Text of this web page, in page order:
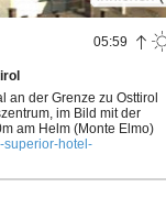
05:59
an der Grenze zu Osttirol
im Bild mit der
am Helm (Monte Elmo)
superior-hotel-